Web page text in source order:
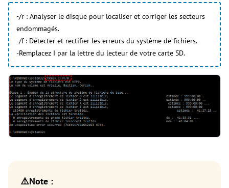
-/r : Analyser le disque pour localiser et corriger les secteurs
endommagés.
-/f : Détecter et rectifier les erreurs du système de fichiers.
-Remplacez I par la lettre du lecteur de votre carte SD.
⚠️Note :